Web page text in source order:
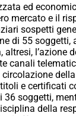
ed
mercato e il
sospetti
di 55
altresi, l’azione
canali
e certificati
36 soggetti,
della